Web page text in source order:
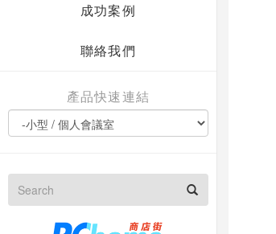
成功案例
聯絡我們
產品快速連結